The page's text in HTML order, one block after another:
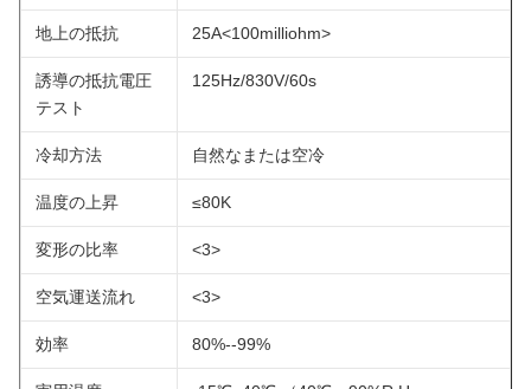
地上の抵抗 25A<100milliohm>
誘導の抵抗電圧
テスト
125Hz/830V/60s
冷却方法 自然なまたは空冷
温度の上昇 ≤80K
変形の比率 <3>
空気運送流れ <3>
効率 80%--99%